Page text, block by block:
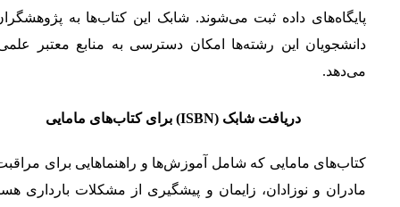
پایگاه‌های داده ثبت می‌شوند. شابک این کتاب‌ها به
دانشجویان این رشته‌ها امکان دسترسی به منابع معتبر
می‌دهد.
دریافت شابک (ISBN) برای کتاب‌های مامایی
کتاب‌های مامایی که شامل آموزش‌ها و راهنماهایی برای
مادران و نوزادان، زایمان و پیشگیری از مشکلات بارداری